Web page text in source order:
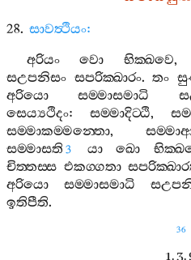
28. සාවත්‍ථියං:
අරියං
වො භික‍්ඛවෙ
සඋපනිසං සපරික‍්ඛාරං.තං
අරියො
සම‍්මාසමාධි
සෙය්‍යථිදං:සම‍්මාදිට‍්ඨි,
සම‍්මාකම‍්මන‍්තො,
සම‍්මාසති 3 යා ඛො
චිත‍්තස‍්ස එකග‍්ගතා
අරියො
සම‍්මාසමාධි
ඉතිපීති.
36